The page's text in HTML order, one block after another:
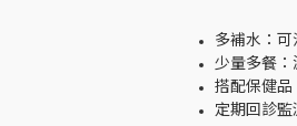
多補水 ：
少量多餐
搭配保健品
定期回診監